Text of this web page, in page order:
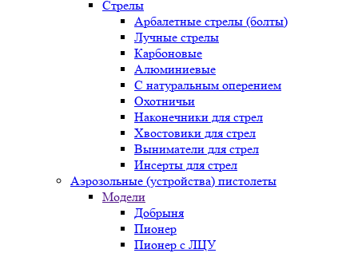
Стрелы
Арбалетные стрелы (болты)
Лучные стрелы
Карбоновые
Алюминиевые
С натуральным оперением
Охотничьи
Наконечники для стрел
Хвостовики для стрел
Выниматели для стрел
Инсерты для стрел
Аэрозольные (устройства) пистолеты
Модели
Добрыня
Пионер
Пионер с ЛЦУ